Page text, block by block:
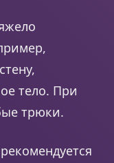
тело. При
трюки.